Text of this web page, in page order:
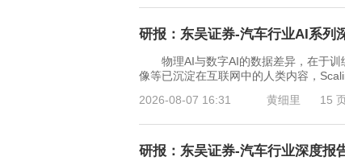
研报：东吴证券-汽车行业AI系列
物理AI与数字AI的数据差异，在于训
像等已沉淀在互联网中的人类内容，
2026-08-07 16:31
黄细里 15
研报：东吴证券-汽车行业深度报